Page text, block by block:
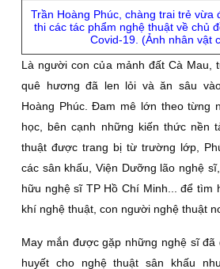
Trần Hoàng Phúc, chàng trai trẻ vừa
thi các tác phẩm nghệ thuật về chủ
Covid-19. (Ảnh nhân vật
Là người con của mảnh đất Cà Mau,
quê hương đã len lỏi và ăn sâu
Hoàng Phúc. Đam mê lớn theo từng
học, bên cạnh những kiến thức nền
thuật được trang bị từ trường lớp,
các sân khấu, Viện Dưỡng lão nghệ
hữu nghệ sĩ TP Hồ Chí Minh... để tìm
khí nghệ thuật, con người nghệ thuật
May mắn được gặp những nghệ sĩ đã
huyết cho nghệ thuật sân khấu